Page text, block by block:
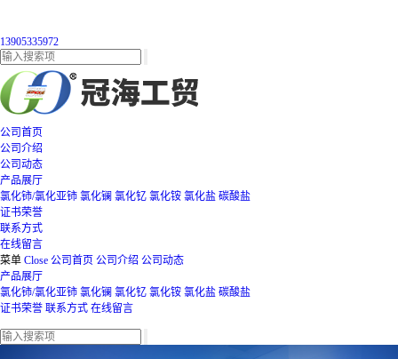
13905335972
公司首页
公司介绍
公司动态
产品展厅
氯化铈/氯化亚铈 氯化镧 氯化钇 氯化铵 氯化盐 碳酸盐
证书荣誉
联系方式
在线留言
菜单 Close 公司首页 公司介绍 公司动态
产品展厅
氯化铈/氯化亚铈 氯化镧 氯化钇 氯化铵 氯化盐 碳酸盐
证书荣誉 联系方式 在线留言